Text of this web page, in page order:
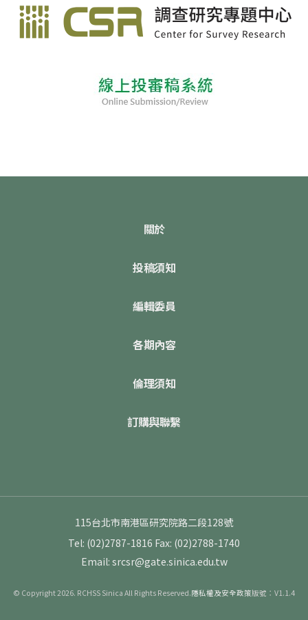
關於
投稿須知
編輯委員
各期內容
倫理須知
訂購與聯繫
115台北市南港區研究院路二段128號
Tel: (02)2787-1816 Fax: (02)2788-1740
Email: srcsr@gate.sinica.edu.tw
© Copyright 2026. RCHSS Sinica All Rights Reserved.隱私權及安全政策版號：V1.1.4